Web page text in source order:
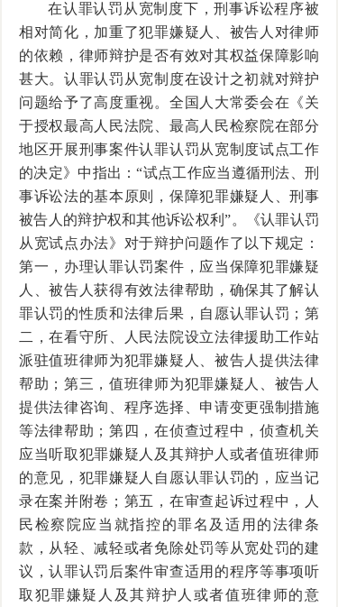
在认罪认罚从宽制度下，刑事诉讼程序被
相对简化，加重了犯罪嫌疑人、被告人对律师
的依赖，律师辩护是否有效对其权益保障影响
甚大。认罪认罚从宽制度在设计之初就对辩护
问题给予了高度重视。全国人大常委会在《关
于授权最高人民法院、最高人民检察院在部分
地区开展刑事案件认罪认罚从宽制度试点工作
的决定》中指出：“试点工作应当遵循刑法、刑
事诉讼法的基本原则，保障犯罪嫌疑人、刑事
被告人的辩护权和其他诉讼权利”。《认罪认罚
从宽试点办法》对于辩护问题作了以下规定：
第一，办理认罪认罚案件，应当保障犯罪嫌疑
人、被告人获得有效法律帮助，确保其了解认
罪认罚的性质和法律后果，自愿认罪认罚；第
二，在看守所、人民法院设立法律援助工作站
派驻值班律师为犯罪嫌疑人、被告人提供法律
帮助；第三，值班律师为犯罪嫌疑人、被告人
提供法律咨询、程序选择、申请变更强制措施
等法律帮助；第四，在侦查过程中，侦查机关
应当听取犯罪嫌疑人及其辩护人或者值班律师
的意见，犯罪嫌疑人自愿认罪认罚的，应当记
录在案并附卷；第五，在审查起诉过程中，人
民检察院应当就指控的罪名及适用的法律条
款，从轻、减轻或者免除处罚等从宽处罚的建
议，认罪认罚后案件审查适用的程序等事项听
取犯罪嫌疑人及其辩护人或者值班律师的意